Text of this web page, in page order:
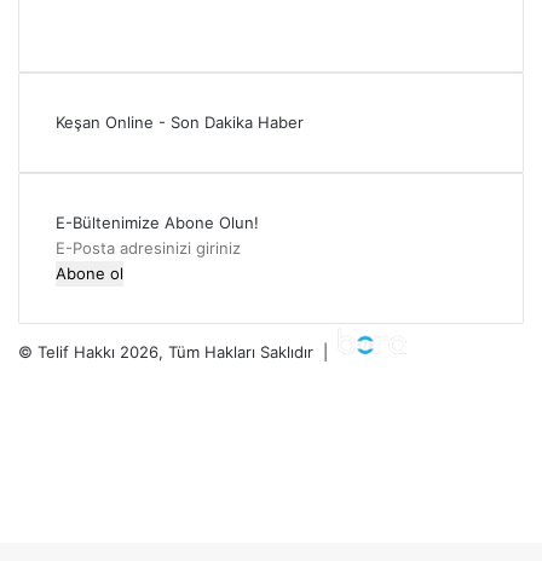
Keşan Online - Son Dakika Haber
E-Bültenimize Abone Olun!
E-
Posta
giriniz
© Telif Hakkı 2026, Tüm Hakları Saklıdır |